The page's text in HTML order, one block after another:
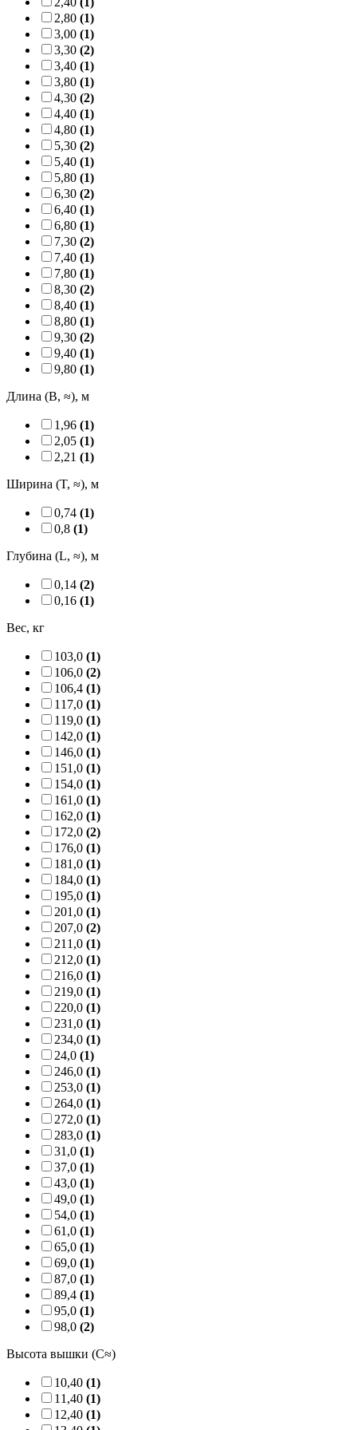
2,80 (1)
3,00 (1)
3,30 (2)
3,40 (1)
3,80 (1)
4,30 (2)
4,40 (1)
4,80 (1)
5,30 (2)
5,40 (1)
5,80 (1)
6,30 (2)
6,40 (1)
6,80 (1)
7,30 (2)
7,40 (1)
7,80 (1)
8,30 (2)
8,40 (1)
8,80 (1)
9,30 (2)
9,40 (1)
9,80 (1)
Длина (B, ≈), м
1,96 (1)
2,05 (1)
2,21 (1)
Ширина (T, ≈), м
0,74 (1)
0,8 (1)
Глубина (L, ≈), м
0,14 (2)
0,16 (1)
Вес, кг
103,0 (1)
106,0 (2)
106,4 (1)
117,0 (1)
119,0 (1)
142,0 (1)
146,0 (1)
151,0 (1)
154,0 (1)
161,0 (1)
162,0 (1)
172,0 (2)
176,0 (1)
181,0 (1)
184,0 (1)
195,0 (1)
201,0 (1)
207,0 (2)
211,0 (1)
212,0 (1)
216,0 (1)
219,0 (1)
220,0 (1)
231,0 (1)
234,0 (1)
24,0 (1)
246,0 (1)
253,0 (1)
264,0 (1)
272,0 (1)
283,0 (1)
31,0 (1)
37,0 (1)
43,0 (1)
49,0 (1)
54,0 (1)
61,0 (1)
65,0 (1)
69,0 (1)
87,0 (1)
89,4 (1)
95,0 (1)
98,0 (2)
Высота вышки (C≈)
10,40 (1)
11,40 (1)
12,40 (1)